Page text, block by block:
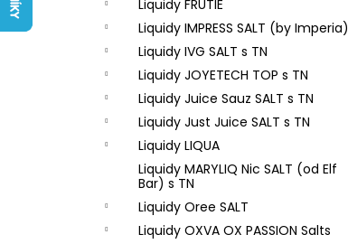
Liquidy FRUTIE
Liquidy IMPRESS SALT (by Imperia)
Liquidy IVG SALT s TN
Liquidy JOYETECH TOP s TN
Liquidy Juice Sauz SALT s TN
Liquidy Just Juice SALT s TN
Liquidy LIQUA
Liquidy MARYLIQ Nic SALT (od Elf
Bar) s TN
Liquidy Oree SALT
Liquidy OXVA OX PASSION Salts
LIQUID ARAMAX 4PACK CIGAR
TOBACCO 4X10ML-18MG
558 Kč